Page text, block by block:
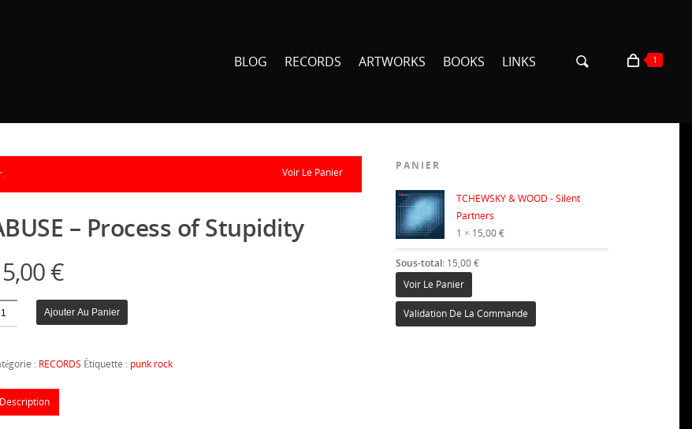
BLOG RECORDS ARTWORKS BOOKS LINKS 1
Voir Le Panier
– Process of Stupidity
€
Ajouter Au Panier
: RECORDS Étiquette : punk rock
Description
PANIER
×
TCHEWSKY & WOOD - Silent
Partners
1 × 15,00€
Sous-total: 15,00€
Voir Le Panier
Validation De La Commande